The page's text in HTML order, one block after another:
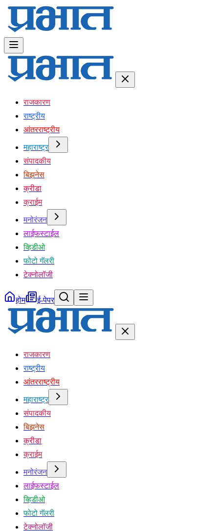
राजकारण
राष्ट्रीय
आंतरराष्ट्रीय
महाराष्ट्र
संपादकीय
बिझनेस
क्रीडा
क्राईम
मनोरंजन
लाईफस्टाईल
व्हिडीओ
फोटो गॅलरी
टेक्नोलॉजी
होम ई-पेपर
राजकारण
राष्ट्रीय
आंतरराष्ट्रीय
महाराष्ट्र
संपादकीय
बिझनेस
क्रीडा
क्राईम
मनोरंजन
लाईफस्टाईल
व्हिडीओ
फोटो गॅलरी
टेक्नोलॉजी